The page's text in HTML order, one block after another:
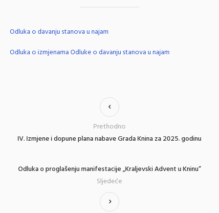
Odluka o davanju stanova u najam
Odluka o izmjenama Odluke o davanju stanova u najam
IV. Izmjene i dopune plana nabave Grada Knina za 2025. godinu
Prethodno
Odluka o proglašenju manifestacije „Kraljevski Advent u Kninu“
Sljedeće